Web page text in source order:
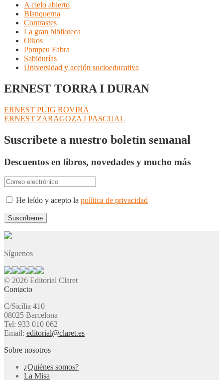
A cielo abierto
Blanquerna
Contrastes
La gran biblioteca
Oikos
Pompeu Fabra
Sabidurías
Universidad y acción socioeducativa
ERNEST TORRA I DURAN
Navegación
de
entradas
Anterior:
ERNEST PUIG ROVIRA
Siguiente:
ERNEST ZARAGOZA I PASCUAL
Suscríbete a nuestro boletín semanal
Descuentos en libros, novedades y mucho más
He leído y acepto la política de privacidad
Síguenos
© 2026 Editorial Claret
Contacto
C/Sicília 410
08025 Barcelona
Tel: 933 010 062
Email: editorial@claret.es
Sobre nosotros
¿Quiénes somos?
La Misa